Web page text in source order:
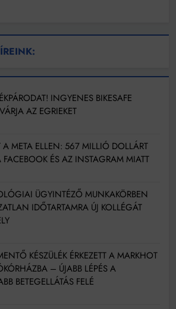
INGYENES BIKESAFE
AZ EGRIEKET
A META ELLEN: 567 MILLIÓ DOLLÁRT
FACEBOOK ÉS AZ INSTAGRAM MIATT
ÜGYINTÉZŐ MUNKAKÖRBEN
IDŐTARTAMRA ÚJ KOLLÉGÁT
KÉSZÜLÉK ÉRKEZETT A MARKHOT
– ÚJABB LÉPÉS A
BETEGELLÁTÁS FELÉ